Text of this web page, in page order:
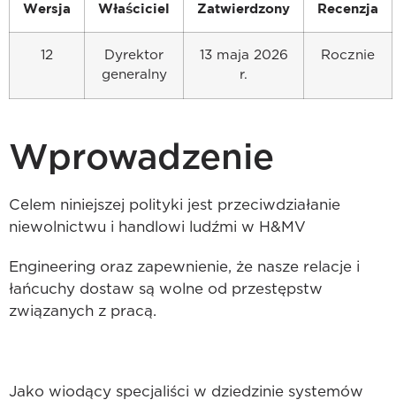
Wersja Właściciel Zatwierdzony Recenzja
12
Dyrektor
generalny
13 maja 2026
r.
Rocznie
Wprowadzenie
Celem niniejszej polityki jest przeciwdziałanie
niewolnictwu i handlowi ludźmi w H&MV
Engineering oraz zapewnienie, że nasze relacje i
łańcuchy dostaw są wolne od przestępstw
związanych z pracą.
Jako wiodący specjaliści w dziedzinie systemów